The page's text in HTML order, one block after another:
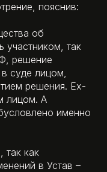
пояснив:
об
участником, так
решение
суде лицом,
решения. Ех-
лицом. А
именно
так как
в Устав –